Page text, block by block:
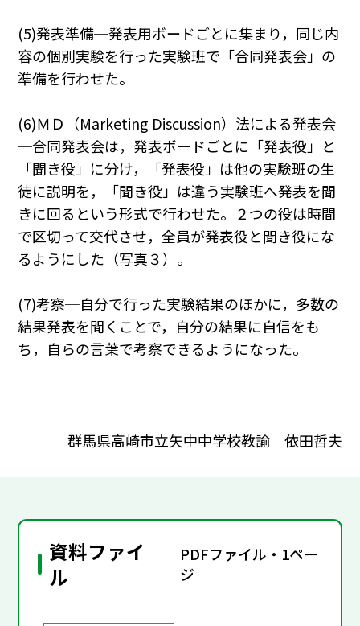
(5)発表準備─発表用ボードごとに集まり，同じ内
容の個別実験を行った実験班で「合同発表会」の
準備を行わせた。
(6)ＭＤ（Marketing Discussion）法による発表会
─合同発表会は，発表ボードごとに「発表役」と
「聞き役」に分け，「発表役」は他の実験班の生
徒に説明を，「聞き役」は違う実験班へ発表を聞
きに回るという形式で行わせた。２つの役は時間
で区切って交代させ，全員が発表役と聞き役にな
るようにした（写真３）。
(7)考察─自分で行った実験結果のほかに，多数の
結果発表を聞くことで，自分の結果に自信をも
ち，自らの言葉で考察できるようになった。
群馬県高崎市立矢中中学校教諭 依田哲夫
資料ファイ
ル
PDFファイル・1ペー
ジ